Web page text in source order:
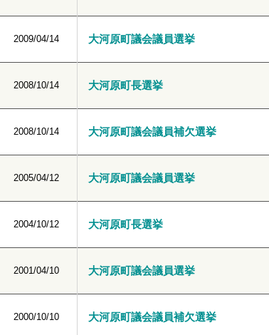
2009/04/14 大河原町議会議員選挙
2008/10/14 大河原町長選挙
2008/10/14 大河原町議会議員補欠選挙
2005/04/12 大河原町議会議員選挙
2004/10/12 大河原町長選挙
2001/04/10 大河原町議会議員選挙
2000/10/10 大河原町議会議員補欠選挙